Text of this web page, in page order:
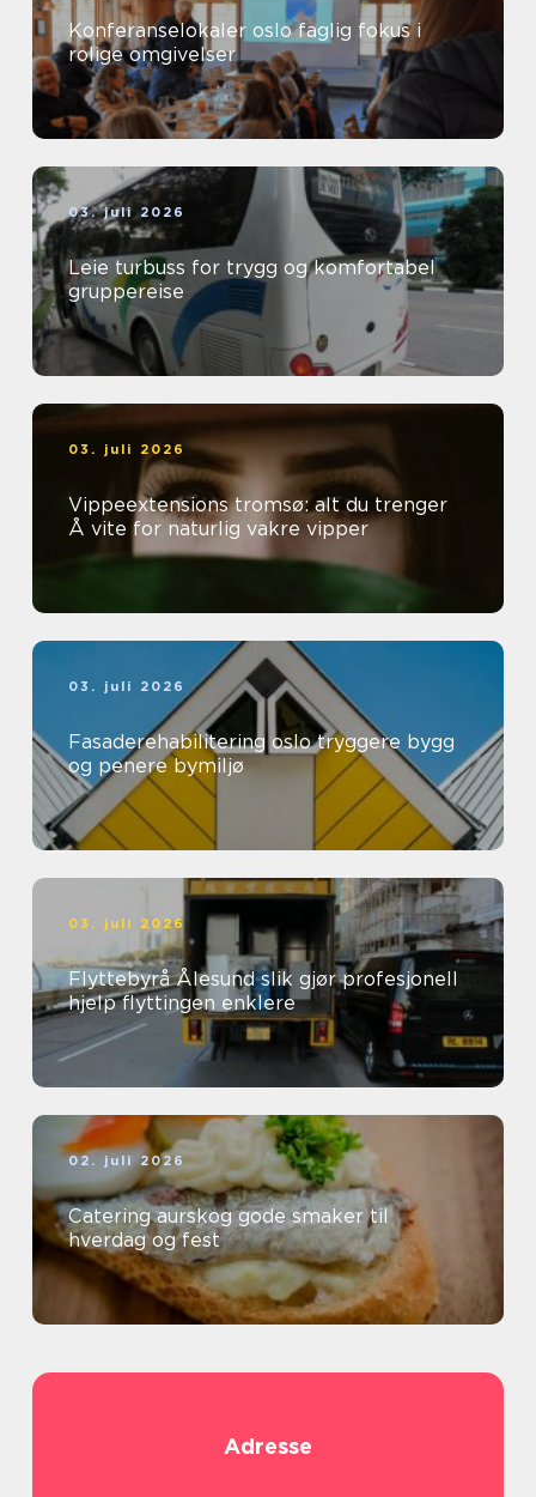
Konferanselokaler oslo faglig fokus i
rolige omgivelser
03. juli 2026
Leie turbuss for trygg og komfortabel
gruppereise
03. juli 2026
Vippeextensions tromsø: alt du trenger
Å vite for naturlig vakre vipper
03. juli 2026
Fasaderehabilitering oslo tryggere bygg
og penere bymiljø
03. juli 2026
Flyttebyrå Ålesund slik gjør profesjonell
hjelp flyttingen enklere
02. juli 2026
Catering aurskog gode smaker til
hverdag og fest
Adresse